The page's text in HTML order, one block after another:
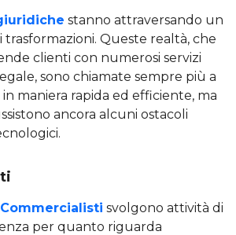
stanno attraversando un
trasformazioni. Queste realtà, che
clienti con numerosi servizi
sono chiamate sempre più a
maniera rapida ed efficiente, ma
ancora alcuni ostacoli
svolgono attività di
per quanto riguarda